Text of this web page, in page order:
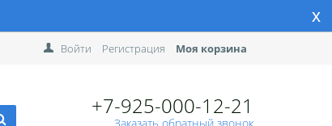
x
Войти Регистрация Моя корзина
+7-925-000-12-21